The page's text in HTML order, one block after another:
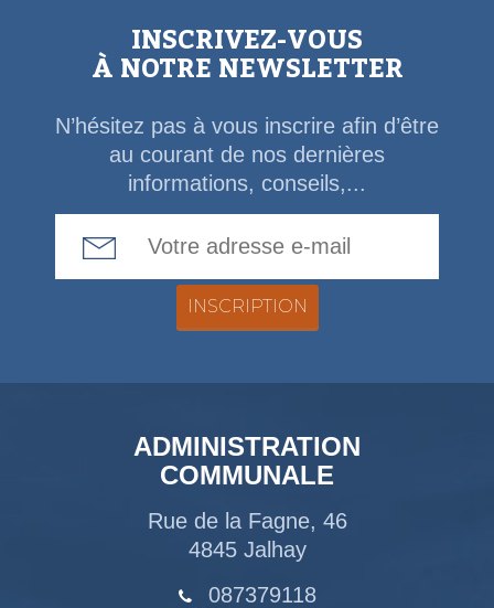
INSCRIVEZ-VOUS
À NOTRE NEWSLETTER
N’hésitez pas à vous inscrire afin d’être
au courant de nos dernières
informations, conseils,...
ADMINISTRATION
COMMUNALE
Rue de la Fagne, 46
4845 Jalhay
087379118